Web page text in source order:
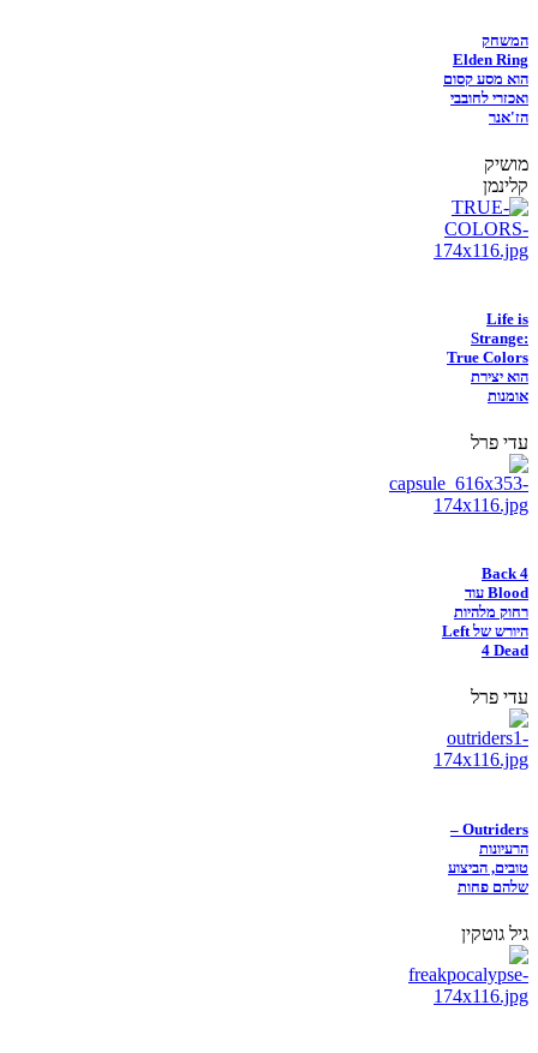
המשחק
Elden Ring
הוא מסע קסום
ואכזרי לחובבי
הז'אנר
מושיק
קלינמן
Life is
Strange:
True Colors
הוא יצירת
אומנות
עדי פרל
Back 4
Blood עוד
רחוק מלהיות
היורש של Left
4 Dead
עדי פרל
Outriders –
הרעיונות
טובים, הביצוע
שלהם פחות
גיל גוטקין